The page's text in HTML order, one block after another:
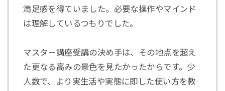
満足感を得ていました。必要な操作やマインド
は理解しているつもりでした。
マスター講座受講の決め手は、その地点を超え
た更なる高みの景色を見たかったからです。少
人数で、より実生活や実態に即した使い方を教